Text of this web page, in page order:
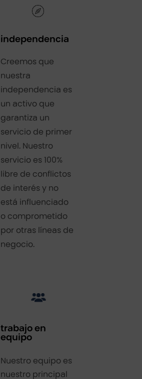
independencia
Creemos que
nuestra
independencia es
un activo que
garantiza un
servicio de primer
nivel. Nuestro
servicio es 100%
libre de conflictos
de interés y no
está influenciado
o comprometido
por otras líneas de
negocio.
trabajo en
equipo
Nuestro equipo es
nuestro principal